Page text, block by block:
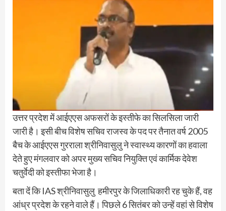
उत्तर प्रदेश में आईएएस अफसरों के इस्तीफे का सिलसिला जारी
जारी है। इसी बीच विशेष सचिव राजस्व के पद पर तैनात वर्ष 2005
बैच के आईएएस गुरराला श्रीनिवासुलु ने स्वास्थ्य कारणों का हवाला
देते हुए मंगलवार को अपर मुख्य सचिव नियुक्ति एवं कार्मिक देवेश
चतुर्वेदी को इस्तीफा भेजा है।
बता दें कि IAS श्रीनिवासुलु हमीरपुर के जिलाधिकारी रह चुके हैं, वह
आंध्र प्रदेश के रहने वाले हैं। पिछले 6 सितंबर को उन्हें वहां से विशेष